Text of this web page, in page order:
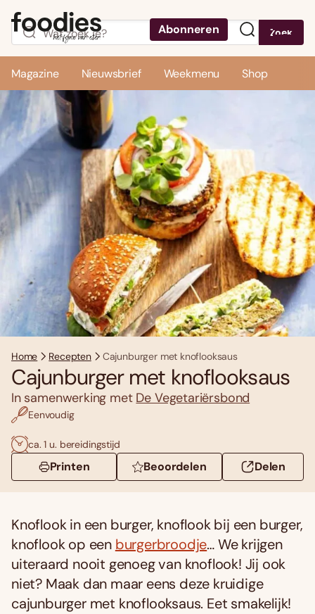
Abonneren Zoek
Magazine Nieuwsbrief Weekmenu Shop
Home Recepten Cajunburger met knoflooksaus
Cajunburger met knoflooksaus
In samenwerking met De Vegetariërsbond
Eenvoudig
ca. 1 u. bereidingstijd
Printen Beoordelen Delen
Knoflook in een burger, knoflook bij een burger,
knoflook op een burgerbroodje… We krijgen
uiteraard nooit genoeg van knoflook! Jij ook
niet? Maak dan maar eens deze kruidige
cajunburger met knoflooksaus. Eet smakelijk!